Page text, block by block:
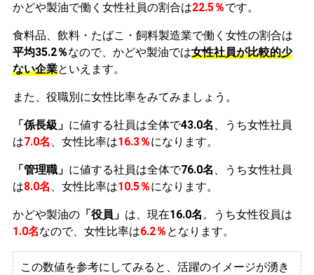
かどや製油で働く女性社員の割合は22.5％です。
食料品、飲料・たばこ・飼料製造業で働く女性の割合は
平均35.2％なので、かどや製油では女性社員が比較的少
ない企業といえます。
また、役職別に女性比率をみてみましょう。
「係長級」 に値する社員は全体で43.0名 、うち女性社員
は7.0名 、女性比率は16.3％になります。
「管理職」 に値する社員は全体で76.0名 、うち女性社員
は8.0名 、女性比率は10.5％になります。
かどや製油の「役員」 は、現在16.0名。うち女性役員は
1.0名なので、女性比率は6.2％ となります。
この数値を参考にしてみると、活躍のイメージが湧き